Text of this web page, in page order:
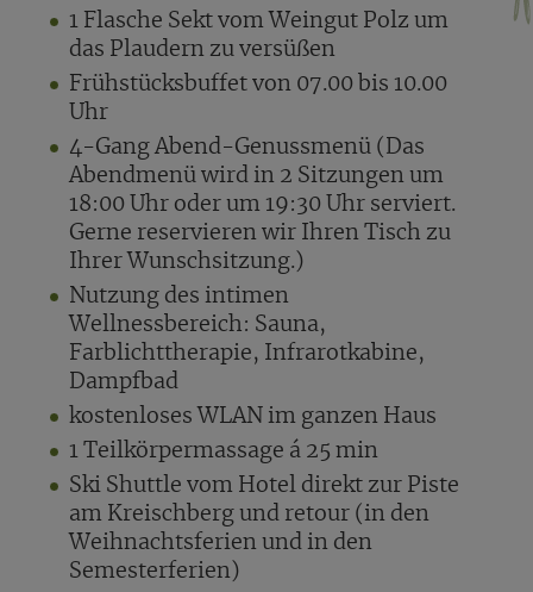
1 Flasche Sekt vom Weingut Polz um
das Plaudern zu versüßen
Frühstücksbuffet von 07.00 bis 10.00
Uhr
4-Gang Abend-Genussmenü (Das
Abendmenü wird in 2 Sitzungen um
18:00 Uhr oder um 19:30 Uhr serviert.
Gerne reservieren wir Ihren Tisch zu
Ihrer Wunschsitzung.)
Nutzung des intimen
Wellnessbereich: Sauna,
Farblichttherapie, Infrarotkabine,
Dampfbad
kostenloses WLAN im ganzen Haus
1 Teilkörpermassage á 25 min
Ski Shuttle vom Hotel direkt zur Piste
am Kreischberg und retour (in den
Weihnachtsferien und in den
Semesterferien)